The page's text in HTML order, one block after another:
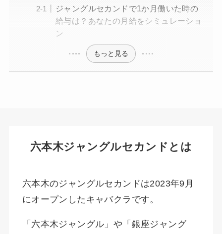
ジャングルセカンドで1か月働いた時の
給与は？あなたの月給をシミュレーショ
ン
もっと見る
六本木ジャングルセカンドとは
六本木のジャングルセカンドは2023年9月
にオープンしたキャバクラです。
「六本木ジャングル」や「銀座ジャング